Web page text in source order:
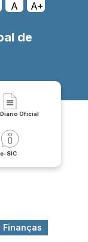
A A+
de
Diário Oficial
e-SIC